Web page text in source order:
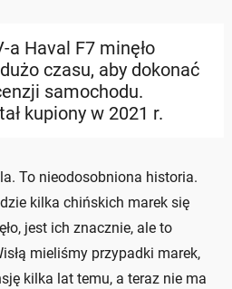
a Haval F7 minęło
czasu, aby dokonać
samochodu.
kupiony w 2021 r.
To nieodosobniona historia.
kilka chińskich marek się
jest ich znacznie, ale to
mieliśmy przypadki marek,
kilka lat temu, a teraz nie ma